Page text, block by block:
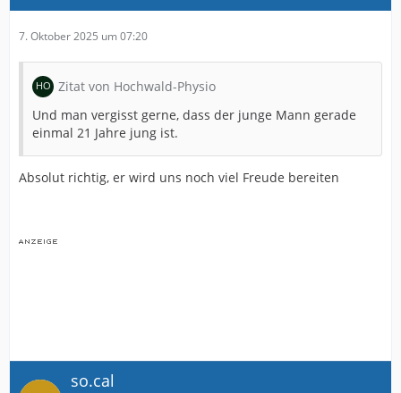
7. Oktober 2025 um 07:20
Zitat von Hochwald-Physio
Und man vergisst gerne, dass der junge Mann gerade
einmal 21 Jahre jung ist.
Absolut richtig, er wird uns noch viel Freude bereiten
so.cal